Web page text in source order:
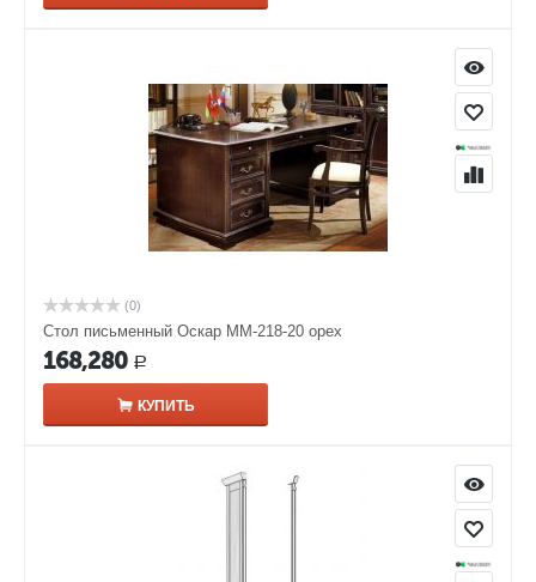
(0)
Стол письменный Оскар ММ-218-20 орех
168,280 Р
КУПИТЬ